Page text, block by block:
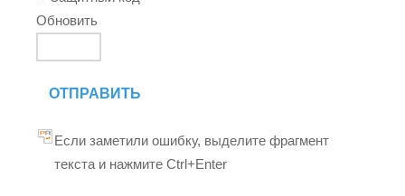
Обновить
ОТПРАВИТЬ
Если заметили ошибку, выделите фрагмент
текста и нажмите Ctrl+Enter